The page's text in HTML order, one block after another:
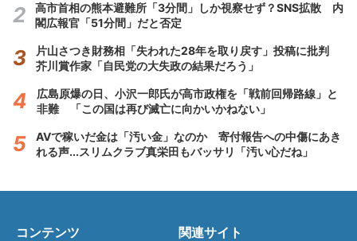
高市首相の熊本避難所「3分間」しか視察せず？SNS拡散 内
閣広報官「51分間」だと否定
片山さつき財務相「失われた28年を取り戻す」投稿に批判
芥川賞作家「自民党の大失政の結果だろう」
広島原爆の日、小沢一郎氏が高市政権を「戦前回帰路線」と
非難 「この国は再び滅亡に向かいかねない」
AVで稼いだ金は「汚い金」なのか 寄付報告への中傷にあき
れる声...スリムクラブ真栄田もバッサリ「汚い心だね」
コンテンツ 関連サイト